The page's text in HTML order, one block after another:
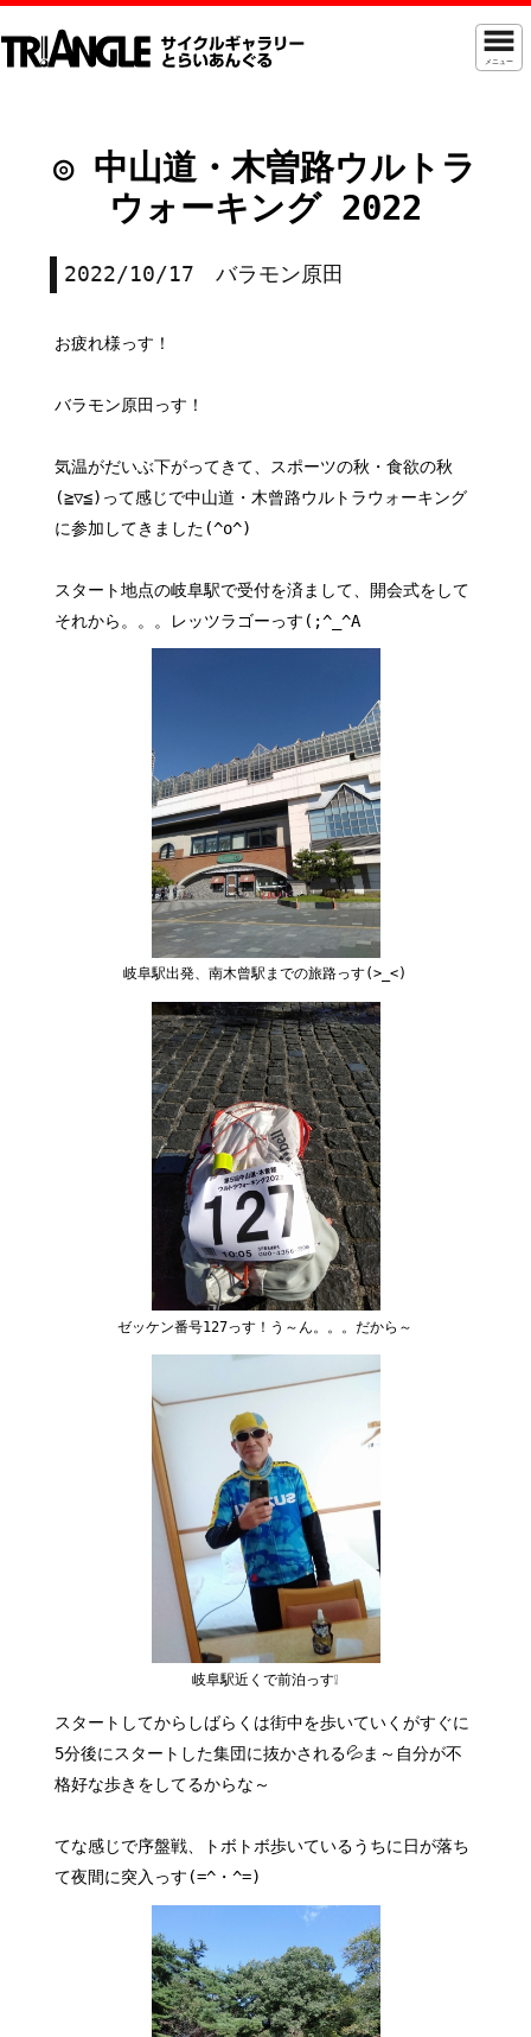
メニュー
◎ 中山道・木曽路ウルトラ
ウォーキング 2022
2022/10/17 バラモン原田
お疲れ様っす！
バラモン原田っす！
気温がだいぶ下がってきて、スポーツの秋・食欲の秋
(≧▽≦)って感じで中山道・木曾路ウルトラウォーキング
に参加してきました(^o^)
スタート地点の岐阜駅で受付を済まして、開会式をして
それから。。。レッツラゴーっす(;^_^A
岐阜駅出発、南木曾駅までの旅路っす(>_<)
ゼッケン番号127っす！う～ん。。。だから～
岐阜駅近くで前泊っす❕
スタートしてからしばらくは街中を歩いていくがすぐに
5分後にスタートした集団に抜かされる💦ま～自分が不
格好な歩きをしてるからな～
てな感じで序盤戦、トボトボ歩いているうちに日が落ち
て夜間に突入っす(=^・^=)